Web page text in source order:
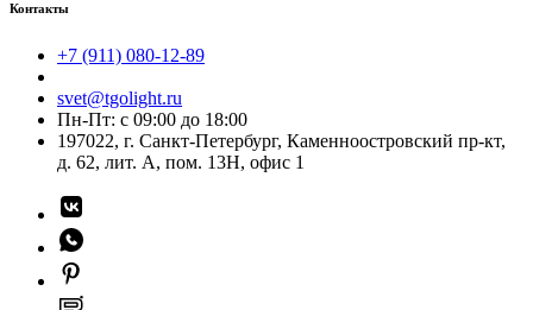
Контакты
+7 (911) 080-12-89
svet@tgolight.ru
Пн-Пт: с 09:00 до 18:00
197022, г. Санкт-Петербург, Каменноостровский пр-кт,
д. 62, лит. А, пом. 13Н, офис 1